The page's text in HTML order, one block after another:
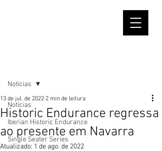
Notícias
Iberian Historic Endurance
Single Seater Series
Notícias
Historic Endurance regressa
ao presente em Navarra
13 de jul. de 2022 2 min de leitura
Atualizado: 1 de ago. de 2022